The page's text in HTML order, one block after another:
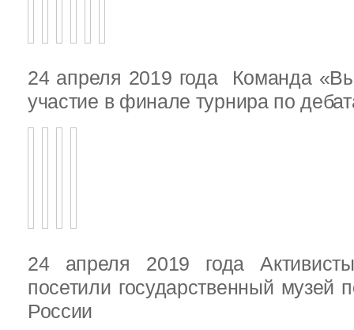
24 апреля 2019 года Команда
участие в финале турнира по
24 апреля 2019 года
посетили государственный музей
России